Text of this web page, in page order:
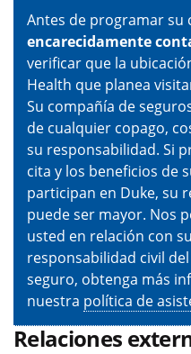
Antes de programar su
encarecidamente
verificar que la
Health que planea
Su compañía de
de cualquier copago,
su responsabilidad. Si
cita y los beneficios de
participan en Duke, su
puede ser mayor. Nos
usted en relación con
responsabilidad civil
seguro, obtenga más
nuestra política de
Relaciones